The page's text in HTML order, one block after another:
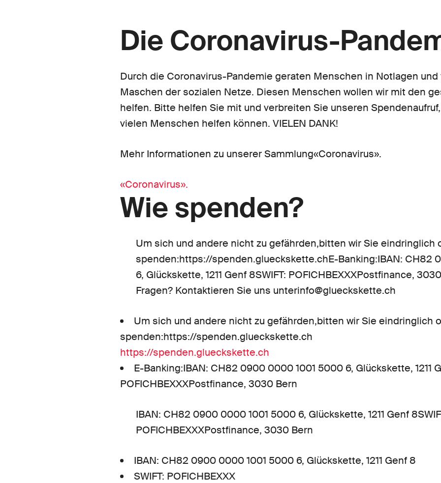
Die Coronavirus-
Durch die Coronavirus-Pandemie geraten Menschen in Notlagen
Maschen der sozialen Netze. Diesen Menschen wollen wir mit den
helfen. Bitte helfen Sie mit und verbreiten Sie unseren
vielen Menschen helfen können. VIELEN DANK!
Mehr Informationen zu unserer Sammlung«Coronavirus».
«Coronavirus».
Wie spenden?
Um sich und andere nicht zu gefährden,bitten wir Sie eindringlich
spenden:https://spenden.glueckskette.chE-Banking:IBAN: CH82
6, Glückskette, 1211 Genf 8SWIFT: POFICHBEXXXPostfinance,
Fragen? Kontaktieren Sie uns unterinfo@glueckskette.ch
Um sich und andere nicht zu gefährden,bitten wir Sie eindringlich
spenden:https://spenden.glueckskette.ch
https://spenden.glueckskette.ch
E-Banking:IBAN: CH82 0900 0000 1001 5000 6, Glückskette, 1211
POFICHBEXXXPostfinance, 3030 Bern
IBAN: CH82 0900 0000 1001 5000 6, Glückskette, 1211 Genf
POFICHBEXXXPostfinance, 3030 Bern
IBAN: CH82 0900 0000 1001 5000 6, Glückskette, 1211 Genf 8
SWIFT: POFICHBEXXX